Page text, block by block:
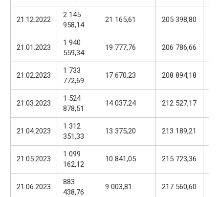
21.12.2022
2 145
958,14
21 165,61 205 398,80
21.01.2023
1 940
559,34
19 777,76 206 786,66
21.02.2023
1 733
772,69
17 670,23 208 894,18
21.03.2023
1 524
878,51
14 037,24 212 527,17
21.04.2023
1 312
351,33
13 375,20 213 189,21
21.05.2023
1 099
162,12
10 841,05 215 723,36
21.06.2023
883
438,76
9 003,81 217 560,60